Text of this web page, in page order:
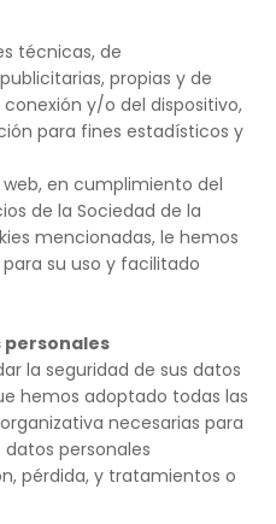
técnicas, de
propias y de
y/o del dispositivo,
para fines estadísticos y
en cumplimiento del
de la Sociedad de la
mencionadas, le hemos
su uso y facilitado
personales
la seguridad de sus datos
hemos adoptado todas las
necesarias para
personales
pérdida, y tratamientos o